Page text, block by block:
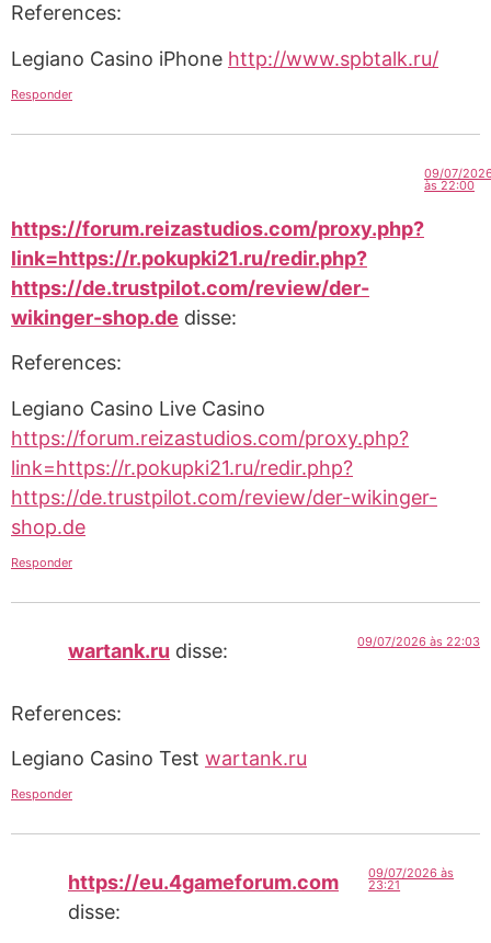
References:
Legiano Casino iPhone http://www.spbtalk.ru/
Responder
https://forum.reizastudios.com/proxy.php?
link=https://r.pokupki21.ru/redir.php?
https://de.trustpilot.com/review/der-
wikinger-shop.de disse:
09/07/
às 22:00
References:
Legiano Casino Live Casino
https://forum.reizastudios.com/proxy.php?
link=https://r.pokupki21.ru/redir.php?
https://de.trustpilot.com/review/der-wikinger-
shop.de
Responder
wartank.ru disse: 09/07/2026 às 22:03
References:
Legiano Casino Test wartank.ru
Responder
https://eu.4gameforum.com
disse:
09/07/2026 às
23:21